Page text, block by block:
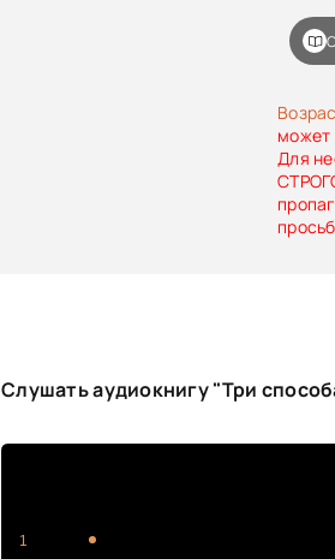
может
Для
Слушать аудиокнигу "Три
1